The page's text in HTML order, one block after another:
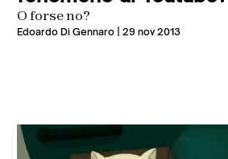
O forse no?
Edoardo Di Gennaro | 29 nov 2013